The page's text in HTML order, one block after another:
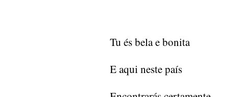
Tu és bela e bonita
E aqui neste país